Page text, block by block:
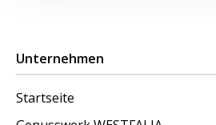
Unternehmen
Startseite